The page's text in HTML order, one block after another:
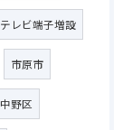
テレビ端子増設
市原市
中野区